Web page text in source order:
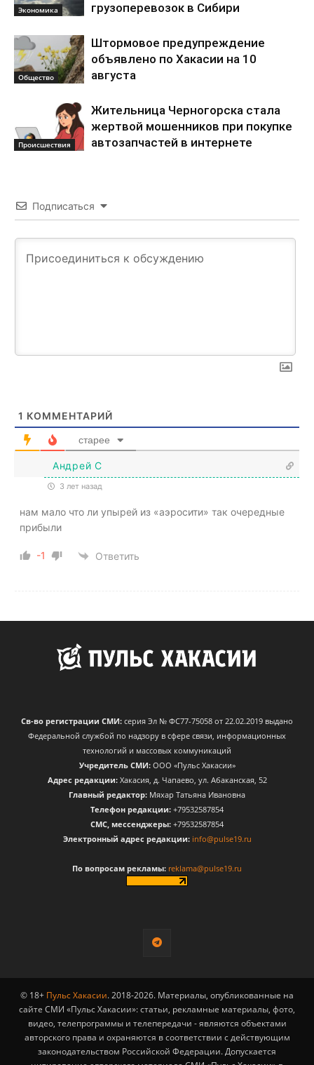
Экономика
грузоперевозок в Сибири
Общество
Штормовое предупреждение
объявлено по Хакасии на 10
августа
Происшествия
Жительница Черногорска стала
жертвой мошенников при покупке
автозапчастей в интернете
Подписаться
1 КОММЕНТАРИЙ
старее
Андрей С
3 лет назад
нам мало что ли упырей из «аэросити» так очередные
прибыли
-1 Ответить
Св-во регистрации СМИ: серия Эл № ФС77-75058 от 22.02.2019 выдано
Федеральной службой по надзору в сфере связи, информационных
технологий и массовых коммуникаций
Учредитель СМИ:ООО «Пульс Хакасии»
Адрес редакции:Хакасия, д. Чапаево, ул. Абаканская, 52
Главный редактор: Мяхар Татьяна Ивановна
Телефон редакции: +79532587854
CМС, мессенджеры: +79532587854
Электронный адрес редакции: info@pulse19.ru
По вопросам рекламы: reklama@pulse19.ru
© 18+ Пульс Хакасии. 2018-2026. Материалы, опубликованные на
сайте СМИ «Пульс Хакасии»: статьи, рекламные материалы, фото,
видео, телепрограммы и телепередачи - являются объектами
авторского права и охраняются в соответствии с действующим
законодательством Российской Федерации. Допускается